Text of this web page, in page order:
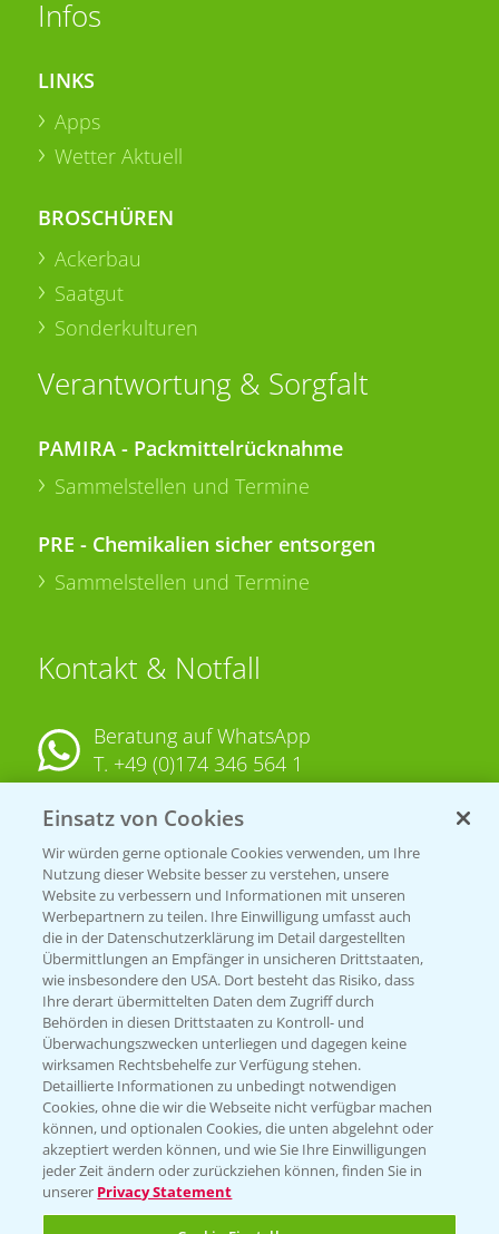
Infos
LINKS
Apps
Wetter Aktuell
BROSCHÜREN
Ackerbau
Saatgut
Sonderkulturen
Verantwortung & Sorgfalt
PAMIRA - Packmittelrücknahme
Sammelstellen und Termine
PRE - Chemikalien sicher entsorgen
Sammelstellen und Termine
Kontakt & Notfall
Beratung auf WhatsApp
T. +49 (0)174 346 564 1
KONTAKT
Hilfe in Notfällen
T.+49 (0)214/30-20220
Folgen Sie uns
Einsatz von Cookies
Wir würden gerne optionale Cookies verwenden, um Ihre
Nutzung dieser Website besser zu verstehen, unsere
Website zu verbessern und Informationen mit unseren
Werbepartnern zu teilen. Ihre Einwilligung umfasst auch
die in der Datenschutzerklärung im Detail dargestellten
Übermittlungen an Empfänger in unsicheren Drittstaaten,
wie insbesondere den USA. Dort besteht das Risiko, dass
Ihre derart übermittelten Daten dem Zugriff durch
Behörden in diesen Drittstaaten zu Kontroll- und
Überwachungszwecken unterliegen und dagegen keine
wirksamen Rechtsbehelfe zur Verfügung stehen.
Detaillierte Informationen zu unbedingt notwendigen
Cookies, ohne die wir die Webseite nicht verfügbar machen
können, und optionalen Cookies, die unten abgelehnt oder
akzeptiert werden können, und wie Sie Ihre Einwilligungen
jeder Zeit ändern oder zurückziehen können, finden Sie in
unserer Privacy Statement